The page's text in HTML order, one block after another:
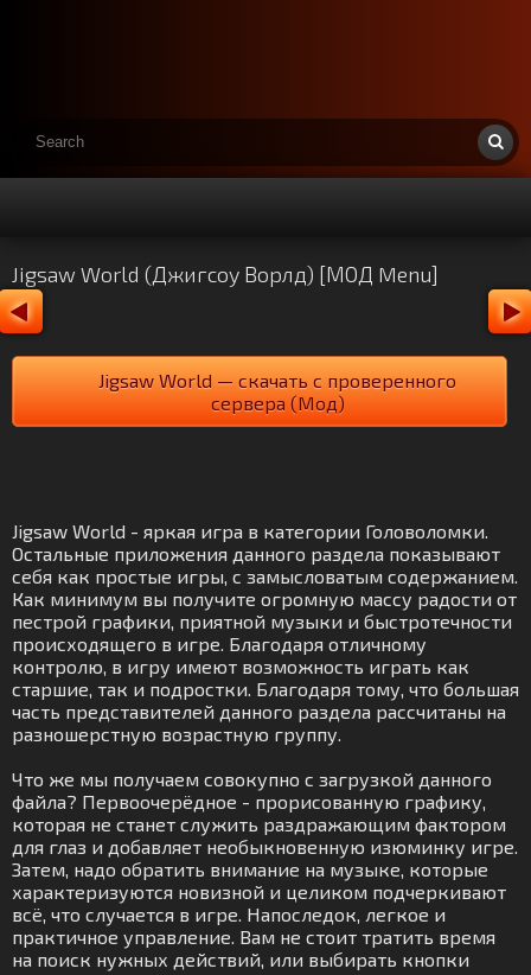
Jigsaw World (Джигсоу Ворлд) [МОД Menu]
Jigsaw World — скачать с проверенного
сервера (Мод)
Jigsaw World - яркая игра в категории Головоломки.
Остальные приложения данного раздела показывают
себя как простые игры, с замысловатым содержанием.
Как минимум вы получите огромную массу радости от
пестрой графики, приятной музыки и быстротечности
происходящего в игре. Благодаря отличному
контролю, в игру имеют возможность играть как
старшие, так и подростки. Благодаря тому, что большая
часть представителей данного раздела рассчитаны на
разношерстную возрастную группу.
Что же мы получаем совокупно с загрузкой данного
файла? Первоочерёдное - прорисованную графику,
которая не станет служить раздражающим фактором
для глаз и добавляет необыкновенную изюминку игре.
Затем, надо обратить внимание на музыке, которые
характеризуются новизной и целиком подчеркивают
всё, что случается в игре. Напоследок, легкое и
практичное управление. Вам не стоит тратить время
на поиск нужных действий, или выбирать кнопки